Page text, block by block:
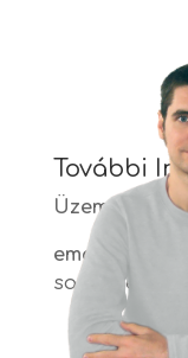
További
Üzemeltető:
email: